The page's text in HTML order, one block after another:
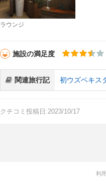
ラウンジ
施設の満足度
関連旅行記 初ウズベキス
クチコミ投稿日:2023/10/17
利